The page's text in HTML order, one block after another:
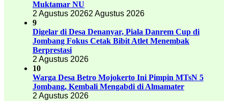
Muktamar NU
2 Agustus 20262 Agustus 2026
9
Digelar di Desa Denanyar, Piala Danrem Cup di
Jombang Fokus Cetak Bibit Atlet Menembak
Berprestasi
2 Agustus 2026
10
Warga Desa Betro Mojokerto Ini Pimpin MTsN 5
Jombang, Kembali Mengabdi di Almamater
2 Agustus 2026